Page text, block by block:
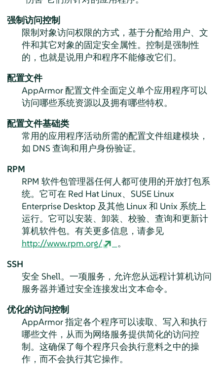
强制访问控制
限制对象访问权限的方式，基于分配给用户、文
件和其它对象的固定安全属性。控制是强制性
的，也就是说用户和程序不能修改它们。
配置文件
AppArmor配置文件全面定义单个应用程序可以
访问哪些系统资源以及拥有哪些特权。
配置文件基础类
常用的应用程序活动所需的配置文件组建模块，
如 DNS 查询和用户身份验证。
RPM
RPM 软件包管理器任何人都可使用的开放打包系
统。它可在 Red Hat Linux、 SUSE Linux
Enterprise Desktop 及其他 Linux 和 Unix 系统上
运行。它可以安装、卸装、校验、查询和更新计
算机软件包。有关更多信息，请参见
http://www.rpm.org/
。
SSH
安全 Shell。一项服务，允许您从远程计算机访问
服务器并通过安全连接发出文本命令。
优化的访问控制
AppArmor指定各个程序可以读取、写入和执行
哪些文件，从而为网络服务提供简化的访问控
制。这确保了每个程序只会执行意料之中的操
作，而不会执行其它操作。